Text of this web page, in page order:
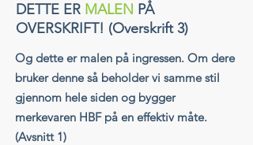
DETTE ER MALEN PÅ
OVERSKRIFT! (Overskrift 3)
Og dette er malen på ingressen. Om dere
bruker denne så beholder vi samme stil
gjennom hele siden og bygger
merkevaren HBF på en effektiv måte.
(Avsnitt 1)